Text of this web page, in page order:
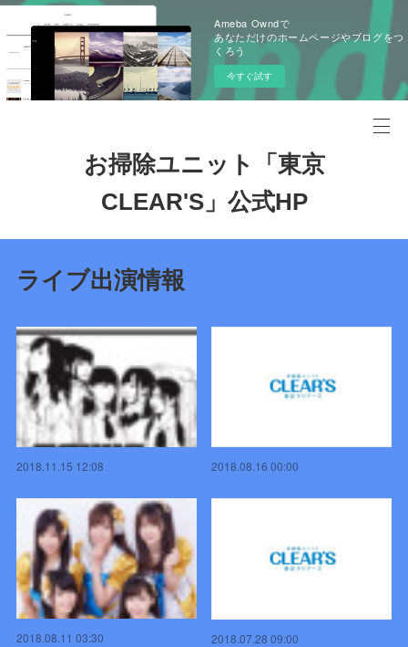
Ameba Owndで
あなただけのホームページやブログをつ
くろう
今すぐ試す
お掃除ユニット「東京
CLEAR'S」公式HP
ライブ出演情報
2018.11.15 12:08 2018.08.16 00:00
2018.08.11 03:30 2018.07.28 09:00